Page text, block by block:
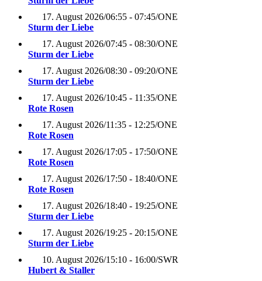
17. August 2026/06:55 - 07:45/ONE
Sturm der Liebe
17. August 2026/07:45 - 08:30/ONE
Sturm der Liebe
17. August 2026/08:30 - 09:20/ONE
Sturm der Liebe
17. August 2026/10:45 - 11:35/ONE
Rote Rosen
17. August 2026/11:35 - 12:25/ONE
Rote Rosen
17. August 2026/17:05 - 17:50/ONE
Rote Rosen
17. August 2026/17:50 - 18:40/ONE
Rote Rosen
17. August 2026/18:40 - 19:25/ONE
Sturm der Liebe
17. August 2026/19:25 - 20:15/ONE
Sturm der Liebe
10. August 2026/15:10 - 16:00/SWR
Hubert & Staller